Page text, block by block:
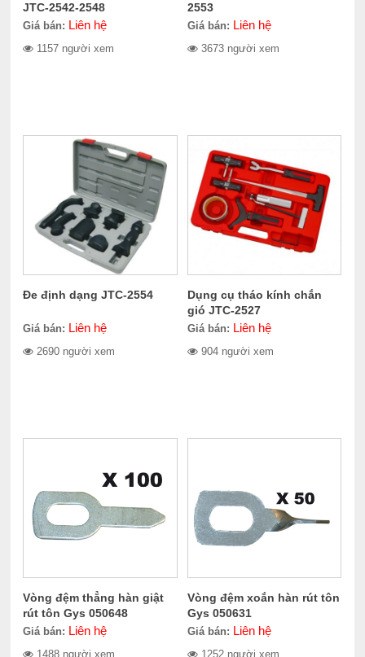
JTC-2542-2548
Giá bán: Liên hệ
1157 người xem
2553
Giá bán: Liên hệ
3673 người xem
Đe định dạng JTC-2554
Giá bán: Liên hệ
2690 người xem
Dụng cụ tháo kính chắn
gió JTC-2527
Giá bán: Liên hệ
904 người xem
Vòng đệm thẳng hàn giật
rút tôn Gys 050648
Giá bán: Liên hệ
1488 người xem
Vòng đệm xoắn hàn rút tôn
Gys 050631
Giá bán: Liên hệ
1252 người xem